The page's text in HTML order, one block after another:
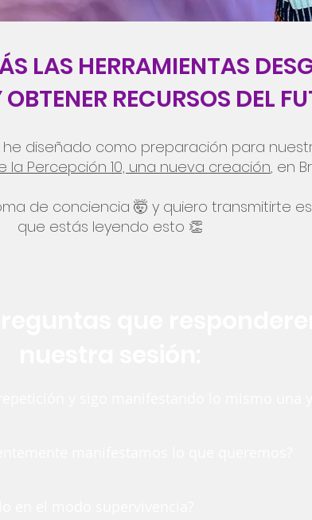
LAS HERRAMIENTAS
RECURSOS DEL
diseñado como preparación para
la Percepción 10, una nueva creación, en
de conciencia 🤯 y quiero transmitirte
que estás leyendo esto 👏